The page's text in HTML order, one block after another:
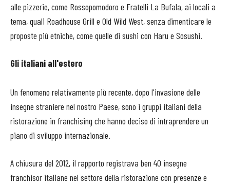
alle pizzerie, come Rossopomodoro e Fratelli La Bufala, ai locali a
tema, quali Roadhouse Grill e Old Wild West, senza dimenticare le
proposte più etniche, come quelle di sushi con Haru e Sosushi.
Gli italiani all'estero
Un fenomeno relativamente più recente, dopo l'invasione delle
insegne straniere nel nostro Paese, sono i gruppi italiani della
ristorazione in franchising che hanno deciso di intraprendere un
piano di sviluppo internazionale.
A chiusura del 2012, il rapporto registrava ben 40 insegne
franchisor italiane nel settore della ristorazione con presenze e